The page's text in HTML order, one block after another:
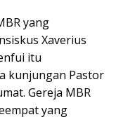
yang
Xaverius
itu
kunjungan Pastor
Gereja MBR
yang